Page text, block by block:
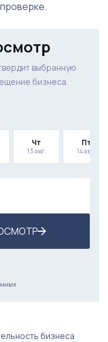
выбранную
бизнеса.
Чт
13 авг.
Пт
14 авг.
бизнеса